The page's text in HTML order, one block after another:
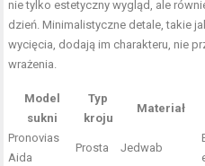
nie tylko estetyczny wygląd, ale
dzień. Minimalistyczne detale, takie
wycięcia, dodają im charakteru, nie
wrażenia.
Model
sukni
Typ
kroju
Materiał
Pronovias
Aida
Prosta Jedwab